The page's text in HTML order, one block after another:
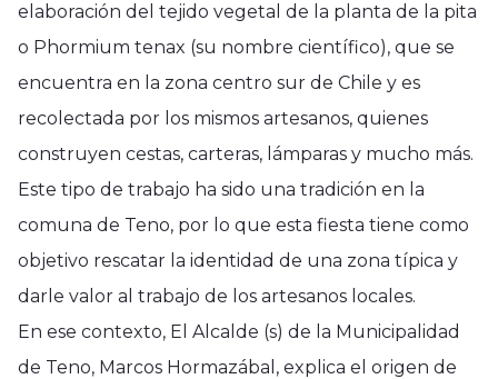
elaboración del tejido vegetal de la planta de la pita
o Phormium tenax (su nombre científico), que se
encuentra en la zona centro sur de Chile y es
recolectada por los mismos artesanos, quienes
construyen cestas, carteras, lámparas y mucho más.
Este tipo de trabajo ha sido una tradición en la
comuna de Teno, por lo que esta fiesta tiene como
objetivo rescatar la identidad de una zona típica y
darle valor al trabajo de los artesanos locales.
En ese contexto, El Alcalde (s) de la Municipalidad
de Teno, Marcos Hormazábal, explica el origen de